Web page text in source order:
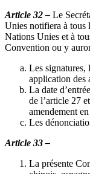
Article 32 – Le
Unies notifiera à tous
Nations Unies et à
Convention ou y
Les signatures,
application des
La date
de l’article 27
amendement
Les
Article 33 –
La présente